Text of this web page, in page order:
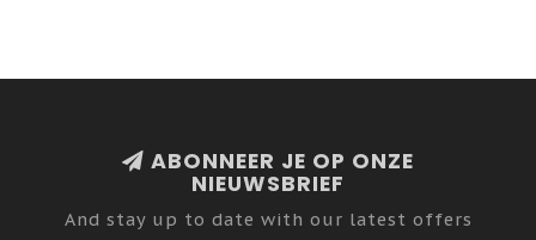
ABONNEER JE OP ONZE
NIEUWSBRIEF
And stay up to date with our latest offers